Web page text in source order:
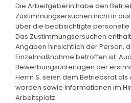
Die Arbeitgeberin habe den
Zustimmungsersuchen nicht in
über die beabsichtigte
Das Zustimmungsersuchen
Angaben hinsichtlich der Person,
Einzelmaßnahme betroffen ist.
Bewerbungsunterlagen der
Herrn S. seien dem Betriebsrat
worden sowie Informationen im
Arbeitsplatz.